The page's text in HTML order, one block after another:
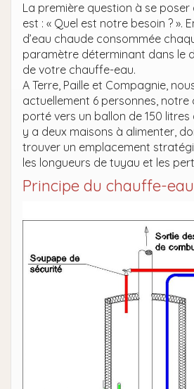
La première question à se poser
est : « Quel est notre besoin ? ».
d’eau chaude consommée
paramètre déterminant dans le
de votre chauffe-eau.
A Terre, Paille et Compagnie,
actuellement 6 personnes, notre
porté vers un ballon de 150 litres
y a deux maisons à alimenter,
trouver un emplacement
les longueurs de tuyau et les
Principe du chauffe-